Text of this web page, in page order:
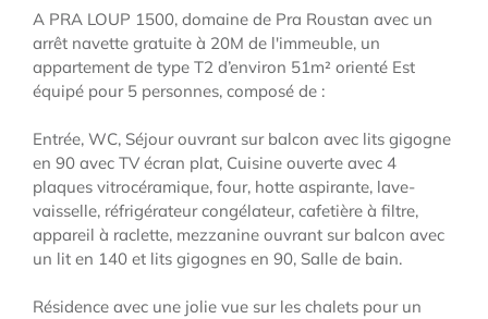
A PRA LOUP 1500, domaine de Pra Roustan avec un
arrêt navette gratuite à 20M de l'immeuble, un
appartement de type T2 d’environ 51m² orienté Est
équipé pour 5 personnes, composé de :
Entrée, WC, Séjour ouvrant sur balcon avec lits gigogne
en 90 avec TV écran plat, Cuisine ouverte avec 4
plaques vitrocéramique, four, hotte aspirante, lave-
vaisselle, réfrigérateur congélateur, cafetière à filtre,
appareil à raclette, mezzanine ouvrant sur balcon avec
un lit en 140 et lits gigognes en 90, Salle de bain.
Résidence avec une jolie vue sur les chalets pour un